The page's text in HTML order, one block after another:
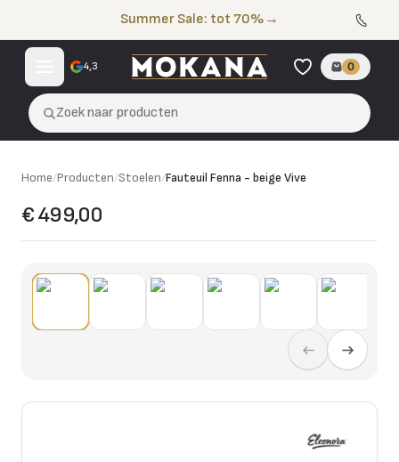
Summer Sale: tot 70% →
4,3 0
Zoek naar producten
Home/Producten/Stoelen/Fauteuil Fenna - beige Vive
€ 499,00